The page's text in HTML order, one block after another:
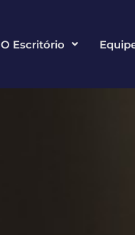
O Escritório